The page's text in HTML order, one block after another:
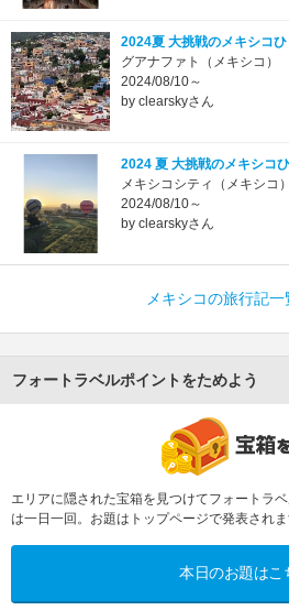
2024夏 大挑戦のメキシコ
グアナファト（メキシコ）
2024/08/10～
by clearskyさん
2024 夏 大挑戦のメキシコ
メキシコシティ（メキシコ）
2024/08/10～
by clearskyさん
メキシコの旅行記
フォートラベルポイントをためよう
エリアに隠された宝箱を見つけてフォートラ
は一日一回。お題はトップページで発表されま
本日のお題はこ